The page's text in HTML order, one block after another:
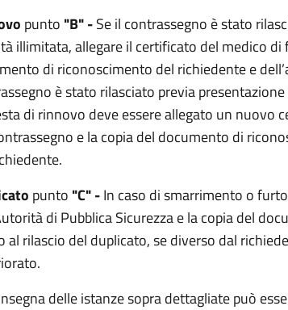
punto "B" -Se il contrassegno è stato
illimitata, allegare il certificato del medico
di riconoscimento del richiedente e
è stato rilasciato previa
di rinnovo deve essere allegato un
e la copia del documento di
punto "C" -In caso di smarrimento o
di Pubblica Sicurezza e la copia del
al rilascio del duplicato, se diverso dal
delle istanze sopra dettagliate può